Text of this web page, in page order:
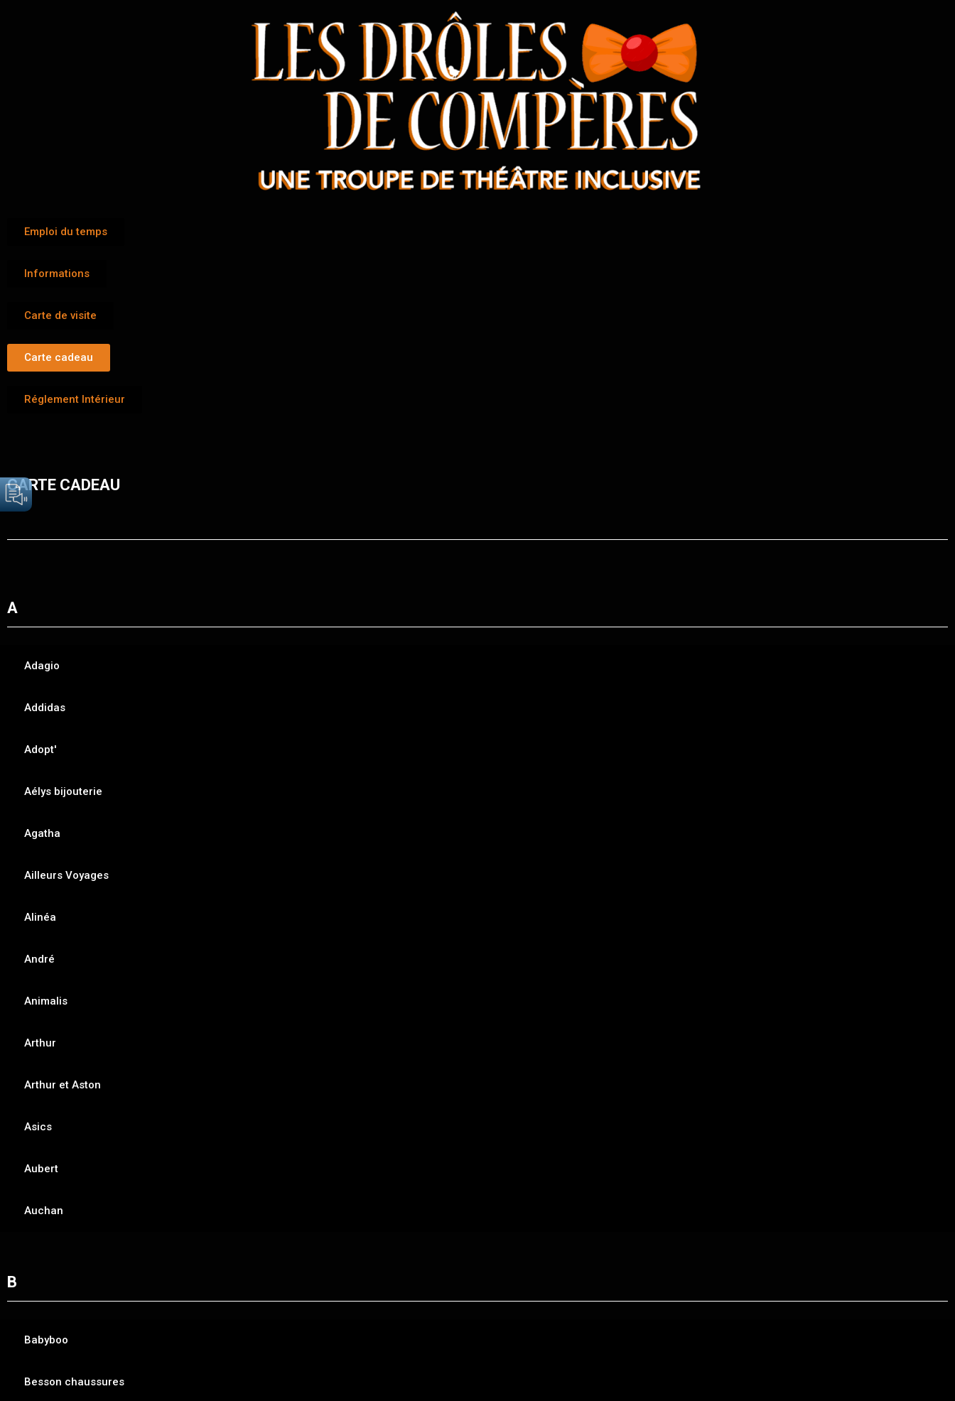
Emploi du temps
Informations
Carte de visite
Carte cadeau
Réglement Intérieur
CARTE CADEAU
A
Adagio
Addidas
Adopt'
Aélys bijouterie
Agatha
Ailleurs Voyages
Alinéa
André
Animalis
Arthur
Arthur et Aston
Asics
Aubert
Auchan
B
Babyboo
Besson chaussures